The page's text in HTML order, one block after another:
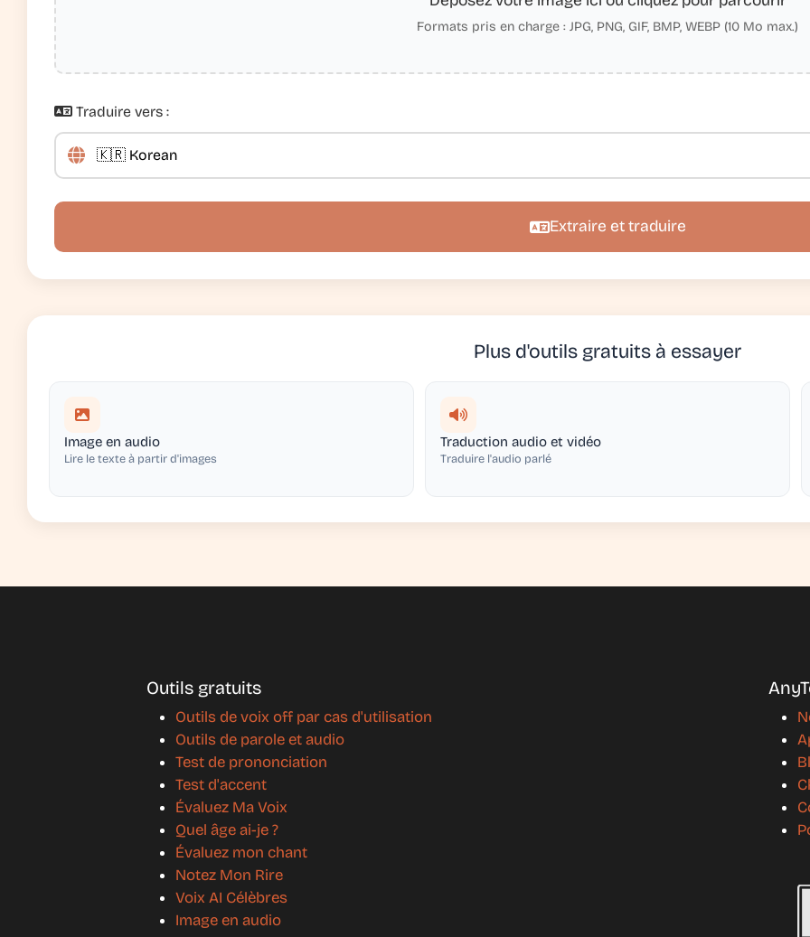
Formats pris en charge : JPG, PNG, GIF, BMP, WEBP (10 Mo max.)
Traduire vers :
Extraire et traduire
Plus d'outils gratuits à essayer
Image en audio
Lire le texte à partir d'images
Traduction audio et vidéo
Traduire l'audio parlé
Outils gratuits
Outils de voix off par cas d'utilisation
Outils de parole et audio
Test de prononciation
Test d'accent
Évaluez Ma Voix
Quel âge ai-je ?
Évaluez mon chant
Notez Mon Rire
Voix AI Célèbres
Image en audio